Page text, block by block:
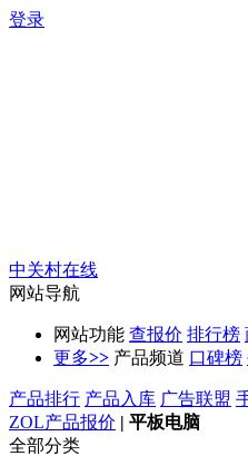
登录
中关村在线
网站导航
网站功能 查报价 排行榜
更多>> 产品频道 口碑榜
产品排行 产品入库 广告联盟
ZOL产品报价 | 平板电脑
全部分类